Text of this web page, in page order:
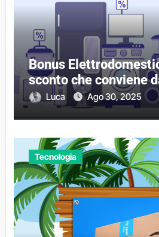
Bonus
sconto che conviene
Luca Ago 30, 2025
Tecnologia